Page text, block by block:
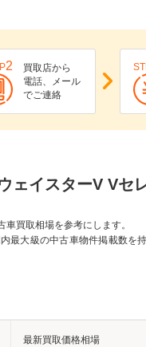
2
買取店から
電話、メール
でご連絡
ェイスターV Vセ
買取相場を参考にします。
最大級の中古車物件掲載数
最新買取価格相場